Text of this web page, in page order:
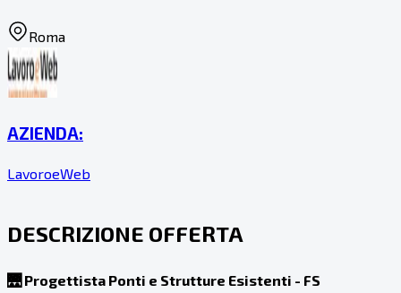
Roma
AZIENDA:
LavoroeWeb
DESCRIZIONE OFFERTA
🌉 Progettista Ponti e Strutture Esistenti - FS